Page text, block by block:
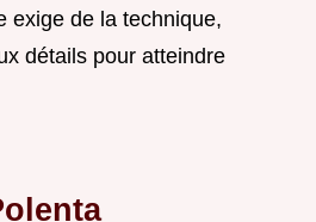
exige de la technique,
détails pour atteindre